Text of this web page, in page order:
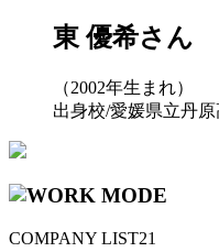
東 優希さん
（2002年生まれ）
出身校/愛媛県立丹
COMPANY LIST21